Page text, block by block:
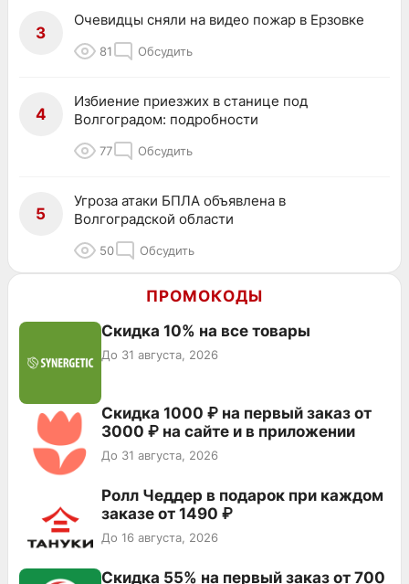
3
Очевидцы сняли на видео пожар в Ерзовке
81 Обсудить
4
Избиение приезжих в станице под
Волгоградом: подробности
77 Обсудить
5
Угроза атаки БПЛА объявлена в
Волгоградской области
50 Обсудить
ПРОМОКОДЫ
Скидка 10% на все товары
До 31 августа, 2026
Скидка 1000 ₽ на первый заказ от
3000 ₽ на сайте и в приложении
До 31 августа, 2026
Ролл Чеддер в подарок при каждом
заказе от 1490 ₽
До 16 августа, 2026
Скидка 55% на первый заказ от 700